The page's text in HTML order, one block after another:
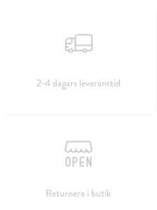
2-4 dagars leveranstid
Returnera i butik